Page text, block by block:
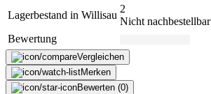
Lagerbestand in Willisau
2
Nicht nachbestellbar
Bewertung
Vergleichen
Merken
Bewerten (0)